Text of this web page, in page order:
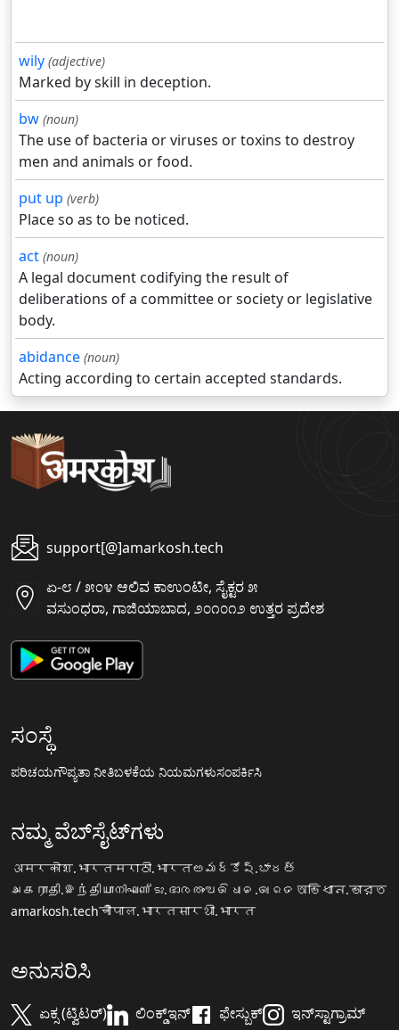
wily (adjective)
Marked by skill in deception.
bw (noun)
The use of bacteria or viruses or toxins to destroy
men and animals or food.
put up (verb)
Place so as to be noticed.
act (noun)
A legal document codifying the result of
deliberations of a committee or society or legislative
body.
abidance (noun)
Acting according to certain accepted standards.
support[@]amarkosh.tech
ಏ-೮ / ೫೦೪ ಆಲಿವ ಕಾಉಂಟೀ, ಸೈಕ್ಟರ ೫
ವಸುಂಧರಾ, ಗಾಜಿಯಾಬಾದ, ೨೦೧೦೧೨ ಉತ್ತರ ಪ್ರದೇಶ
ಸಂಸ್ಥೆ
ಪರಿಚಯಗೌಪ್ಯತಾ ನೀತಿಬಳಕೆಯ ನಿಯಮಗಳುಸಂಪರ್ಕಿಸಿ
ನಮ್ಮ ವೆಬ್‌ಸೈಟ್‌ಗಳು
अमरकोश.भारतमराठी.भारतఅమర్కోష్.భారత్
அகராதி.இந்தியாനിഘണ്ടു.ഭാരതംଅଭିଧାନ.ଭାରତ অভিধান.ভারত
amarkosh.techचौपाल.भारतसारथी.भारत
ಅನುಸರಿಸಿ
ಏಕ್ಸ (ಟ್ವಿಟರ್) ಲಿಂಕ್ಡ್‌ಇನ್ ಫೇಸ್ಬುಕ್ ಇನ್‌ಸ್ಟಾಗ್ರಾಮ್